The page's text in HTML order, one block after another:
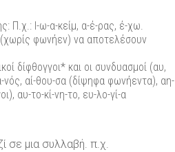
Π.χ.: Ι-ω-α-κείμ, α-έ-ρας, έ-χω.
φωνήεν) να αποτελέσουν
δίφθογγοι* και οι συνδυασμοί (αυ,
αί-θου-σα (δίψηφα φωνήεντα), αη-
αυ-το-κί-νη-το, ευ-λο-γί-α
σε μια συλλαβή. π.χ.